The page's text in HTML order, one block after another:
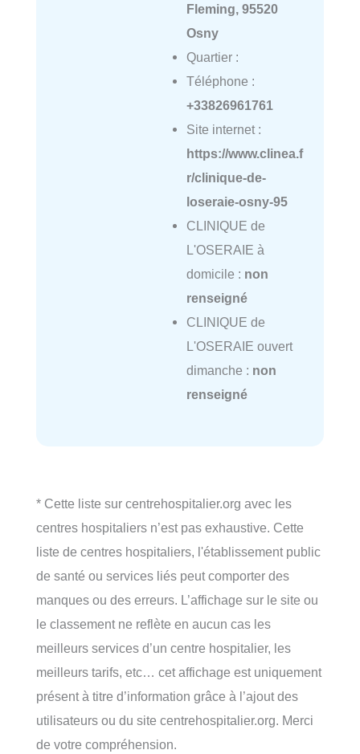
Fleming, 95520
Osny
Quartier :
Téléphone :
+33826961761
Site internet :
https://www.clinea.f
r/clinique-de-
loseraie-osny-95
CLINIQUE de
L'OSERAIE à
domicile : non
renseigné
CLINIQUE de
L'OSERAIE ouvert
dimanche : non
renseigné
* Cette liste sur centrehospitalier.org avec les
centres hospitaliers n’est pas exhaustive. Cette
liste de centres hospitaliers, l'établissement public
de santé ou services liés peut comporter des
manques ou des erreurs. L’affichage sur le site ou
le classement ne reflète en aucun cas les
meilleurs services d’un centre hospitalier, les
meilleurs tarifs, etc… cet affichage est uniquement
présent à titre d’information grâce à l’ajout des
utilisateurs ou du site centrehospitalier.org. Merci
de votre compréhension.